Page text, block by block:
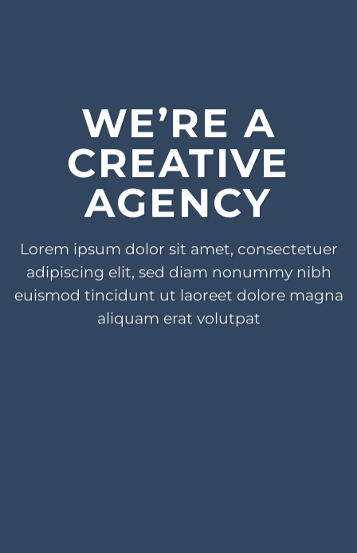
WE’RE A
CREATIVE
AGENCY
Lorem ipsum dolor sit amet, consectetuer
adipiscing elit, sed diam nonummy nibh
euismod tincidunt ut laoreet dolore magna
aliquam erat volutpat